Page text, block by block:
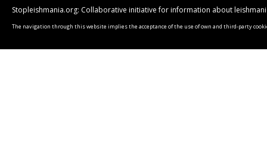
Stopleishmania.org: Collaborative initiative for information about
The navigation through this website implies the acceptance of the use of own and third-party